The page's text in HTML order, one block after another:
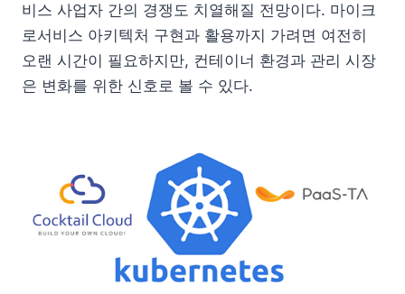
비스 사업자 간의 경쟁도 치열해질 전망이다. 마이크
로서비스 아키텍처 구현과 활용까지 가려면 여전히
오랜 시간이 필요하지만, 컨테이너 환경과 관리 시장
은 변화를 위한 신호로 볼 수 있다.